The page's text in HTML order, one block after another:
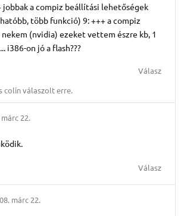
a compiz beállítási lehetőségek
több funkció) 9: +++ a compiz
(nvidia) ezeket vettem észre kb, 1
i386-on jó a flash???
Válasz
colinválaszolt erre.
22.
Válasz
márc 22.